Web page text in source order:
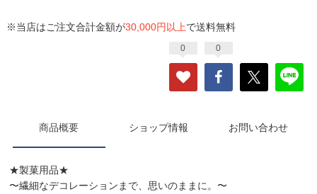
※当店はご注文合計金額が30,000円以上で送料無料
0 0
商品概要 ショップ情報 お問い合わせ
★製菓用品★
〜繊細なデコレーションまで、思いのままに。〜